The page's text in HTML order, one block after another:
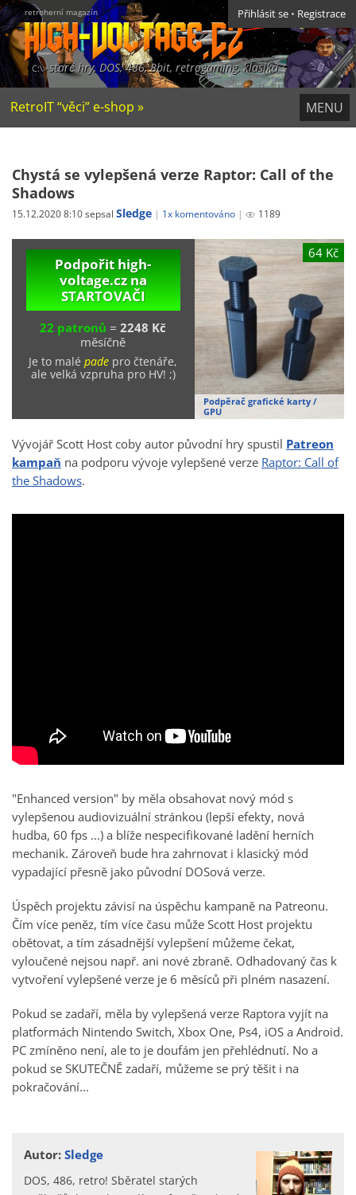
retroherní magazín
staré hry, DOS, 486, 8bit, retrogaming, klasika
Přihlásit se • Registrace
MENU
RetroIT “věci” e-shop »
Chystá se vylepšená verze Raptor: Call of the
Shadows
15.12.2020 8:10 sepsal Sledge 1x komentováno 1189
Podpořit high-
voltage.cz na
STARTOVAČI
22 patronů =2248 Kč
měsíčně
Je to malépade pro čtenáře,
ale velká vzpruha pro HV! ;)
64 Kč
Podpěrač grafické karty /
GPU
Vývojář Scott Host coby autor původní hry spustil Patreon
kampaň na podporu vývoje vylepšené verze Raptor: Call of
the Shadows.
"Enhanced version" by měla obsahovat nový mód s
vylepšenou audiovizuální stránkou (lepší efekty, nová
hudba, 60 fps ...) a blíže nespecifikované ladění herních
mechanik. Zároveň bude hra zahrnovat i klasický mód
vypadající přesně jako původní DOSová verze.
Úspěch projektu závisí na úspěchu kampaně na Patreonu.
Čím více peněz, tím více času může Scott Host projektu
obětovat, a tím zásadnější vylepšení můžeme čekat,
vyloučené nejsou např. ani nové zbraně. Odhadovaný čas k
vytvoření vylepšené verze je 6 měsíců při plném nasazení.
Pokud se zadaří, měla by vylepšená verze Raptora vyjít na
platformách Nintendo Switch, Xbox One, Ps4, iOS a Android.
PC zmíněno není, ale to je doufám jen přehlédnutí. No a
pokud se SKUTEČNĚ zadaří, můžeme se prý těšit i na
pokračování...
Autor:Sledge
DOS, 486, retro! Sběratel starých